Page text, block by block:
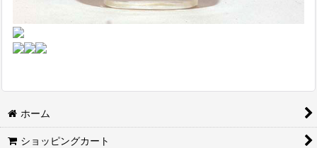
ホーム
ショッピングカート